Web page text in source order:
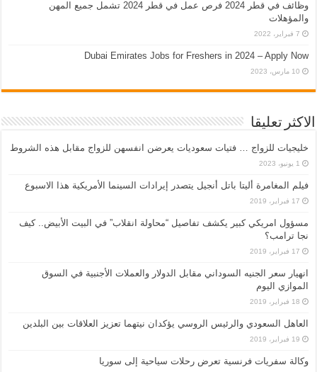
وظائف في قطر 2024 فرص عمل في قطر 2024 تشمل جميع المهن
والمؤهلات
7 فبراير، 2022
Dubai Emirates Jobs for Freshers in 2024 – Apply Now
10 مارس، 2023
الاكثر تعليقا
خليجيات للزواج … فتيات سعوديات يعرضن انفسهن للزواج مقابل هذه الشروط
1 يونيو، 2023
فيلم المغامرة أليتا‭ ‬باتل أنجيل يتصدر إيرادات السينما الأمريكية هذا الاسبوع
17 فبراير، 2019
مسؤول امريكي كبير يكشف تفاصيل “محاولة انقلاب” في البيت الأبيض.. كيف
نجا ترامب؟
17 فبراير، 2019
انهيار سعر الجنيه السوداني مقابل الدولار والعملات الأجنبية في السوق
الموازي اليوم
18 فبراير، 2019
العاهل السعودي والرئيس الروسي يؤكدان نيتهما تعزيز العلاقات بين البلدين
19 فبراير، 2019
وكالة سفريات فرنسية تعرض رحلات سياحية إلى سوريا